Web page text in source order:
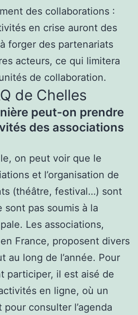
des collaborations :
en crise auront des
forger des partenariats
acteurs, ce qui limitera
de collaboration.
de Chelles
peut-on prendre
des associations
on peut voir que le
et l’organisation de
(théâtre, festival…) sont
sont pas soumis à la
Les associations,
France, proposent divers
au long de l’année. Pour
participer, il est aisé de
en ligne, où un
consulter l’agenda